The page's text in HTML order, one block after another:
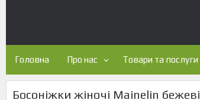
Головна Про нас Товари та послуги
Босоніжки жіночі Mainelin бежеві